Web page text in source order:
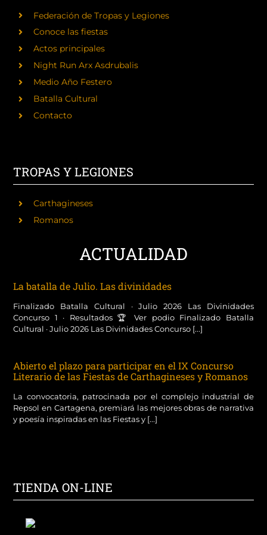
Federación de Tropas y Legiones
Conoce las fiestas
Actos principales
Night Run Arx Asdrubalis
Medio Año Festero
Batalla Cultural
Contacto
TROPAS Y LEGIONES
Carthagineses
Romanos
ACTUALIDAD
La batalla de Julio. Las divinidades
Finalizado Batalla Cultural · Julio 2026 Las Divinidades
Concurso 1 · Resultados 🏆 Ver podio Finalizado Batalla
Cultural · Julio 2026 Las Divinidades Concurso [...]
Abierto el plazo para participar en el IX Concurso
Literario de las Fiestas de Carthagineses y Romanos
La convocatoria, patrocinada por el complejo industrial de
Repsol en Cartagena, premiará las mejores obras de narrativa
y poesía inspiradas en las Fiestas y [...]
TIENDA ON-LINE